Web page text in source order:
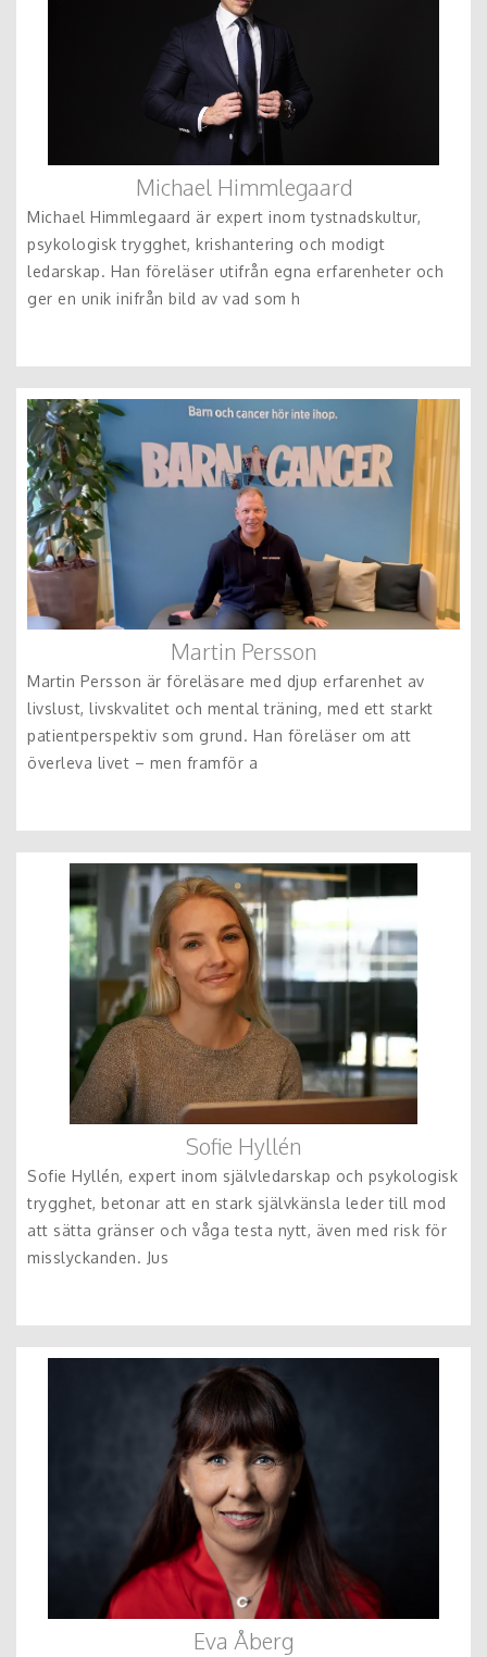
Michael Himmlegaard
Michael Himmlegaard är expert inom tystnadskultur,
psykologisk trygghet, krishantering och modigt
ledarskap. Han föreläser utifrån egna erfarenheter och
ger en unik inifrån bild av vad som h
Martin Persson
Martin Persson är föreläsare med djup erfarenhet av
livslust, livskvalitet och mental träning, med ett starkt
patientperspektiv som grund. Han föreläser om att
överleva livet – men framför a
Sofie Hyllén
Sofie Hyllén, expert inom självledarskap och psykologisk
trygghet, betonar att en stark självkänsla leder till mod
att sätta gränser och våga testa nytt, även med risk för
misslyckanden. Jus
Eva Åberg